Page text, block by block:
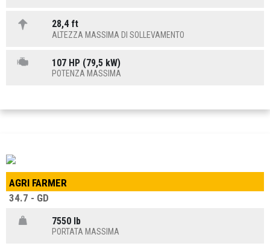
28,4 ft
ALTEZZA MASSIMA DI SOLLEVAMENTO
107 HP (79,5 kW)
POTENZA MASSIMA
AGRI FARMER
34.7 - GD
7550 lb
PORTATA MASSIMA